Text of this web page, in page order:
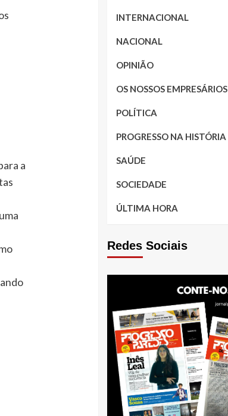
a
INTERNACIONAL
NACIONAL
OPINIÃO
OS NOSSOS EMPRESÁRIOS
POLÍTICA
PROGRESSO NA HISTÓRIA
SAÚDE
SOCIEDADE
ÚLTIMA HORA
Redes Sociais